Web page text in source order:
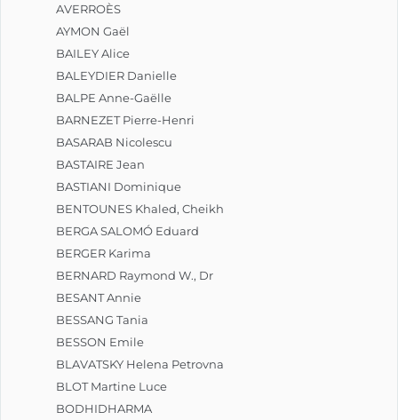
AVERROÈS
AYMON Gaël
BAILEY Alice
BALEYDIER Danielle
BALPE Anne-Gaëlle
BARNEZET Pierre-Henri
BASARAB Nicolescu
BASTAIRE Jean
BASTIANI Dominique
BENTOUNES Khaled, Cheikh
BERGA SALOMÓ Eduard
BERGER Karima
BERNARD Raymond W., Dr
BESANT Annie
BESSANG Tania
BESSON Emile
BLAVATSKY Helena Petrovna
BLOT Martine Luce
BODHIDHARMA